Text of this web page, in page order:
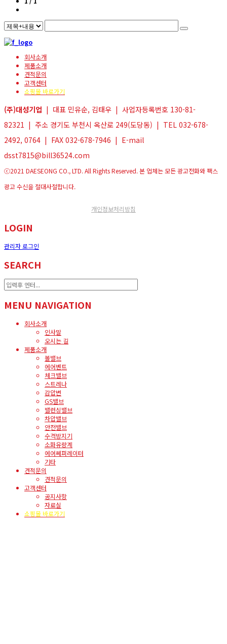
회사소개
제품소개
견적문의
고객센터
쇼핑몰 바로가기
(주)대성기업 | 대표 민유순, 김태우 | 사업자등록번호 130-81-
82321 | 주소 경기도 부천시 옥산로 249(도당동) | TEL 032-678-
2492, 0764 | FAX 032-678-7946 | E-mail
dsst7815@bill36524.com
ⓒ2021 DAESEONG CO., LTD. All Rights Reserved. 본 업체는 모든 광고전화와 팩스
광고 수신을 절대사절합니다.
개인정보처리방침
LOGIN
관리자 로그인
SEARCH
MENU NAVIGATION
회사소개
인사말
오시는 길
제품소개
볼밸브
에어벤트
체크밸브
스트레나
감압변
GS밸브
밸런싱밸브
차압밸브
안전밸브
수격방지기
소화유량계
에어쎄퍼레이터
기타
견적문의
견적문의
고객센터
공지사항
자료실
쇼핑몰 바로가기